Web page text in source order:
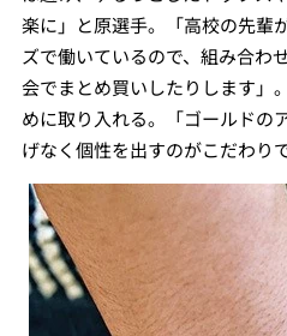
楽に」と原選手。「高校の先輩
ズで働いているので、組み合わ
会でまとめ買いしたりします」
めに取り入れる。「ゴールドの
げなく個性を出すのがこだわり